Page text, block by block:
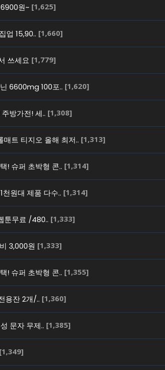
원~ [1,625]
업 15,90.. [1,660]
쓰세요 [1,779]
6600mg 100포.. [1,620]
방가전! 세.. [1,308]
트 티지오 올해 최저.. [1,313]
! 슈퍼 초박형 콘.. [1,314]
원대 제품 다수.. [1,314]
툰무료 /480.. [1,333]
3,000원 [1,333]
! 슈퍼 초박형 콘.. [1,355]
용잔 2개/.. [1,360]
문자 무제.. [1,385]
[1,349]